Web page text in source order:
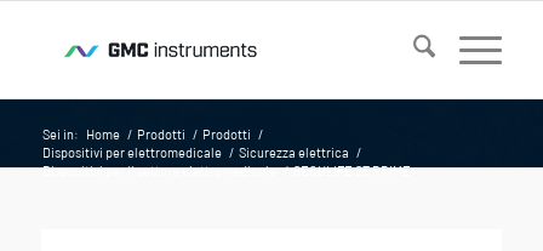
Sei in: Home / Prodotti / Prodotti /
Dispositivi per elettromedicale / Sicurezza elettrica /
Dispositivi per il settore elettromedicale / SECULIFE ST PRIME